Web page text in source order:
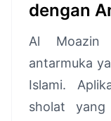
dengan
Al Moazin
antarmuka
Islami.
sholat